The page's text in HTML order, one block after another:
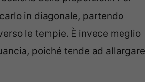
in diagonale, partendo
le tempie. È invece meglio
poiché tende ad allargare